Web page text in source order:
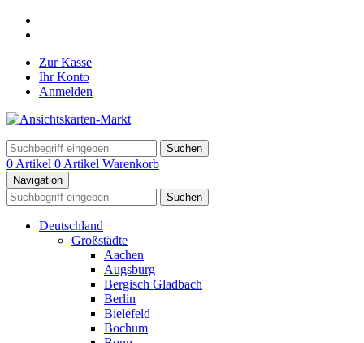
Zur Kasse
Ihr Konto
Anmelden
Suchen
0 Artikel 0 Artikel Warenkorb
Navigation
Suchen
Deutschland
Großstädte
Aachen
Augsburg
Bergisch Gladbach
Berlin
Bielefeld
Bochum